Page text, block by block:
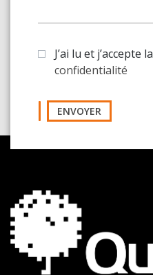
J’ai lu et j’accepte la
confidentialité
ENVOYER